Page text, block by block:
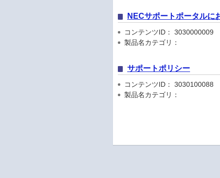
NECサポートポータルに
コンテンツID： 3030000009
製品名カテゴリ：
サポートポリシー
コンテンツID： 3030100088
製品名カテゴリ：